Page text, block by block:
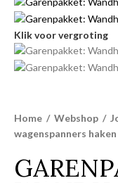
Klik voor vergroting
Home / Webshop /
wagenspanners haken